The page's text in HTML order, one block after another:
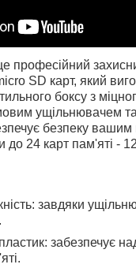
професійний
SD карт, який
боксу з
ущільнювачем
безпеку
до 24 карт пам'яті -
завдяки
забезпечує